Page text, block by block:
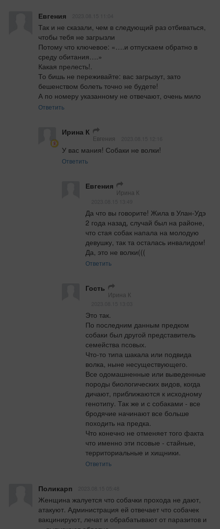
Евгения
Так и не сказали, чем в следующий раз отбиваться,
чтобы тебя не загрызли
Потому что ключевое: «….и отпускаем обратно в
среду обитания….»
Какая прелесть!.
То бишь не переживайте: вас загрызут, зато
бешенством болеть точно не будете!
А по номеру указанному не отвечают, очень мило
Ответить
Ирина К
Евгения
У вас мания! Собаки не волки!
Ответить
Евгения
Ирина К
Да что вы говорите! Жила в Улан-Удэ
2 года назад, случай был на районе,
что стая собак напала на молодую
девушку, так та осталась инвалидом!
Да, это не волки(((
Ответить
Гость
Ирина К
Это так.
По последним данным предком
собаки был другой представитель
семейства псовых.
Что-то типа шакала или подвида
волка, ныне несуществующего.
Все одомашненные или выведенные
породы биологических видов, когда
дичают, приближаются к исходному
генотипу. Так же и с собаками - все
бродячие начинают все больше
походить на предка.
Что конечно не отменяет того факта
что именно эти псовые - стайные,
территориальные и хищники.
Ответить
Поликарп
Женщина жалуется что собачки прохода не дают,
атакуют. Администрация ей отвечает что собачек
вакцинируют, лечат и обрабатывают от паразитов и